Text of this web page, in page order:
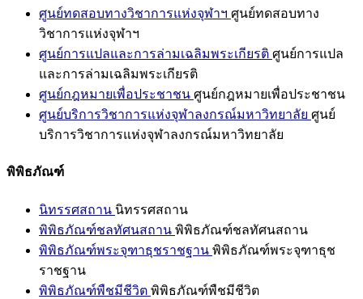
ศูนย์ทดสอบทางวิชาการแห่งจุฬาฯ ศูนย์ทดสอบทาง
วิชาการแห่งจุฬาฯ
ศูนย์การแปลและการล่ามเฉลิมพระเกียรติ ศูนย์การแปล
และการล่ามเฉลิมพระเกียรติ
ศูนย์กฎหมายเพื่อประชาชน ศูนย์กฎหมายเพื่อประชาชน
ศูนย์บริการวิชาการแห่งจุฬาลงกรณ์มหาวิทยาลัย ศูนย์
บริการวิชาการแห่งจุฬาลงกรณ์มหาวิทยาลัย
พิพิธภัณฑ์
นิทรรศสถาน นิทรรศสถาน
พิพิธภัณฑ์ชลทัศนสถาน พิพิธภัณฑ์ชลทัศนสถาน
พิพิธภัณฑ์พระจุฑาธุชราชฐาน พิพิธภัณฑ์พระจุฑาธุช
ราชฐาน
พิพิธภัณฑ์พืชมีชีวิต พิพิธภัณฑ์พืชมีชีวิต